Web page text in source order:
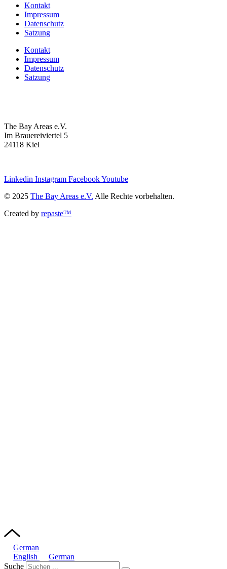
Kontakt
Impressum
Datenschutz
Satzung
Kontakt
Impressum
Datenschutz
Satzung
The Bay Areas e.V.
Im Brauereiviertel 5
24118 Kiel
Linkedin Instagram FacebookYoutube
© 2025 The Bay Areas e.V. Alle Rechte vorbehalten.
Created by repaste™
German
English
German
Suche